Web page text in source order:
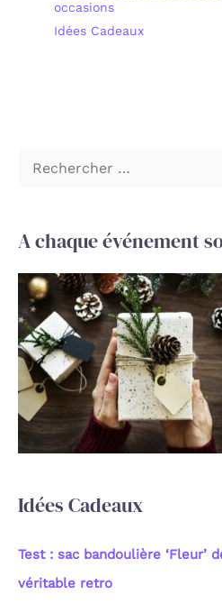
occasions
Idées Cadeaux
c
e
r
c
A chaque événement
Idées Cadeaux
Test : sac bandoulière ‘Fleur’
véritable retro